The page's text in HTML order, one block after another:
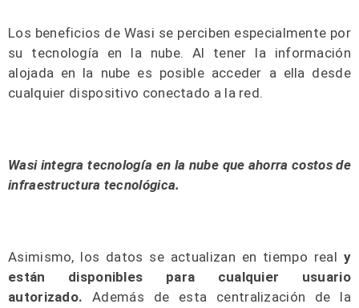
Los beneficios de Wasi se perciben especialmente por
su tecnología en la nube. Al tener la información
alojada en la nube es posible acceder a ella desde
cualquier dispositivo conectado a la red.
Wasi integra tecnología en la nube que ahorra costos de
infraestructura tecnológica.
Asimismo, los datos se actualizan en tiempo real y
están disponibles para cualquier usuario
autorizado.Además de esta centralización de la